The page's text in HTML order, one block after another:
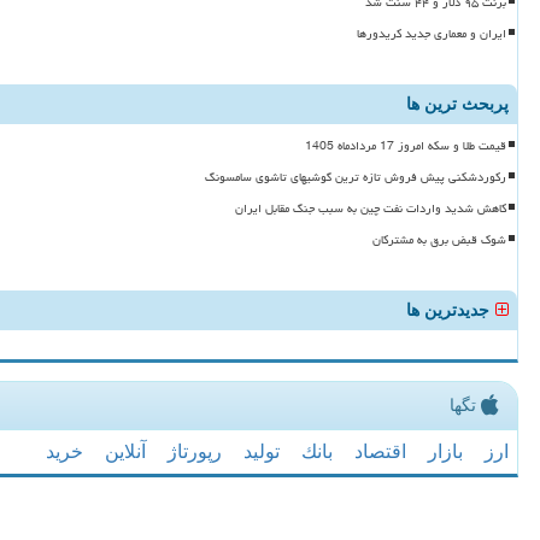
ایران و معماری جدید کریدورها
پربحث ترین ها
قیمت طلا و سکه امروز 17 مردادماه 1405
رکوردشکنی پیش فروش تازه ترین گوشیهای تاشوی سامسونگ
کاهش شدید واردات نفت چین به سبب جنگ مقابل ایران
شوک قبض برق به مشترکان
جدیدترین ها
تگها
ارز بازار اقتصاد بانك تولید رپورتاژ آنلاین خرید